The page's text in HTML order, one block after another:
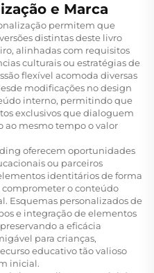
e Marca
permitem que
distintas deste livro
alinhadas com requisitos
culturais ou estratégias de
flexível acomoda diversas
modificações no design
interno, permitindo que
exclusivos que dialoguem
ao mesmo tempo o valor
oferecem oportunidades
ou parceiros
identitários de forma
o conteúdo
Esquemas personalizados de
e integração de elementos
a eficácia
para crianças,
educativo tão valioso
inicial.